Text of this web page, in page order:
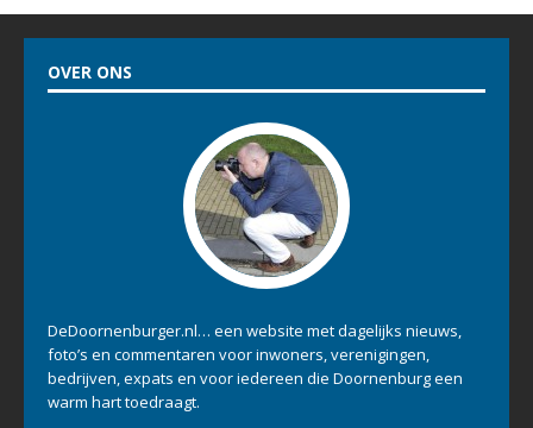
OVER ONS
DeDoornenburger.nl… een website met dagelijks nieuws,
foto’s en commentaren voor inwoners, verenigingen,
bedrijven, expats en voor iedereen die Doornenburg een
warm hart toedraagt.